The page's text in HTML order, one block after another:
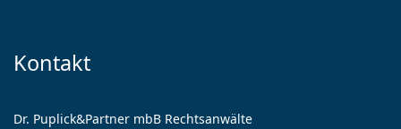
Kontakt
Dr. Puplick&Partner mbB Rechtsanwälte